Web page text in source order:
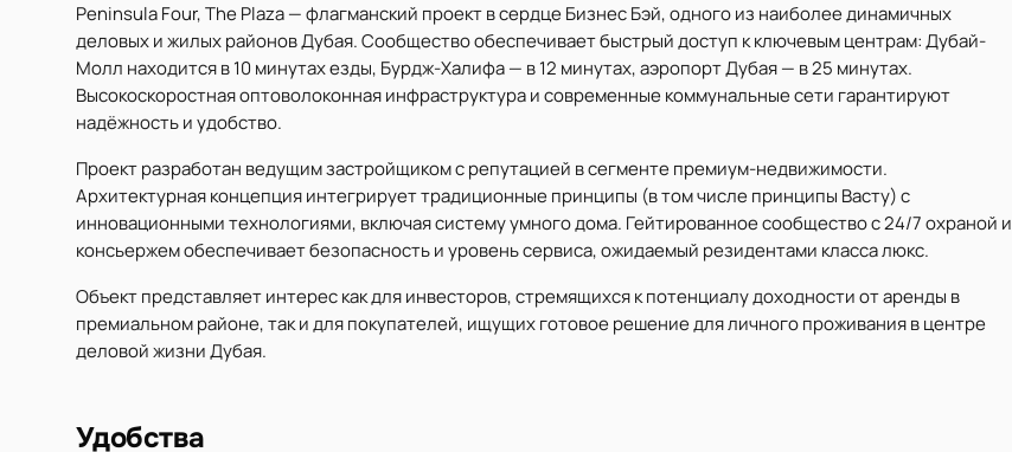
Peninsula Four, The Plaza — флагманский проект в сердце Бизнес Бэй, одного из наиболее динамичных
деловых и жилых районов Дубая. Сообщество обеспечивает быстрый доступ к ключевым центрам: Дубай-
Молл находится в 10 минутах езды, Бурдж-Халифа — в 12 минутах, аэропорт Дубая — в 25 минутах.
Высокоскоростная оптоволоконная инфраструктура и современные коммунальные сети гарантируют
надёжность и удобство.
Проект разработан ведущим застройщиком с репутацией в сегменте премиум-недвижимости.
Архитектурная концепция интегрирует традиционные принципы (в том числе принципы Васту) с
инновационными технологиями, включая систему умного дома. Гейтированное сообщество с 24/7 охраной и
консьержем обеспечивает безопасность и уровень сервиса, ожидаемый резидентами класса люкс.
Объект представляет интерес как для инвесторов, стремящихся к потенциалу доходности от аренды в
премиальном районе, так и для покупателей, ищущих готовое решение для личного проживания в центре
деловой жизни Дубая.
Удобства